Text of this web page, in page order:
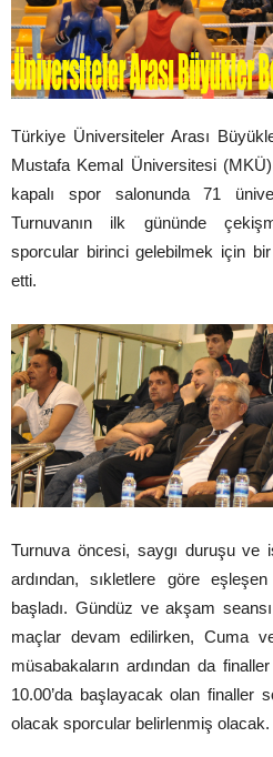
Türkiye Üniversiteler Arası
Mustafa Kemal Üniversitesi
kapalı spor salonunda 71
Turnuvanın ilk gününde
sporcular birinci gelebilmek için
etti.
Turnuva öncesi, saygı duruşu ve
ardından, sıkletlere göre
başladı. Gündüz ve akşam
maçlar devam edilirken, Cuma
müsabakaların ardından da
10.00’da başlayacak olan finaller
olacak sporcular belirlenmiş olacak.